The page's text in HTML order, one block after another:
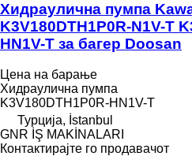
Хидраулична пумпа
K3V180DTH1P0R-N1V-T
HN1V-T за багер Doosan
Цена на барање
Хидраулична пумпа
K3V180DTH1P0R-HN1V-T
Турција, İstanbul
GNR İŞ MAKİNALARI
Контактирајте го продавачот